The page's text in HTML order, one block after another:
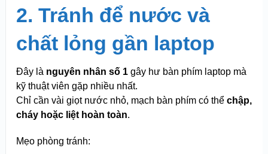
2. Tránh để nước và
chất lỏng gần laptop
Đây là nguyên nhân số 1gây hư bàn phím laptop mà
kỹ thuật viên gặp nhiều nhất.
Chỉ cần vài giọt nước nhỏ, mạch bàn phím có thể chập,
cháy hoặc liệt hoàn toàn.
Mẹo phòng tránh: